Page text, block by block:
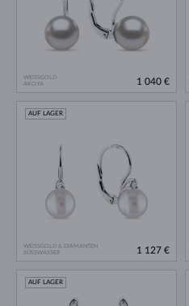
WEISSGOLD
AKOYA
1 040 €
WEISSGOLD & DIAMANTEN
SÜSSWASSER
AUF LAGER
1 127 €
AUF LAGER